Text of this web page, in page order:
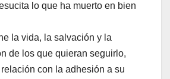
lo que ha muerto en bien
la vida, la salvación y la
de los que quieran seguirlo,
con la adhesión a su